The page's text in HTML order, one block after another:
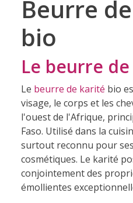
Beurre
bio
Le beurre
Le beurre de karité bio
visage, le corps et les
l'ouest de l'Afrique,
Faso. Utilisé dans la
surtout reconnu pour
cosmétiques. Le karité
conjointement des
émollientes